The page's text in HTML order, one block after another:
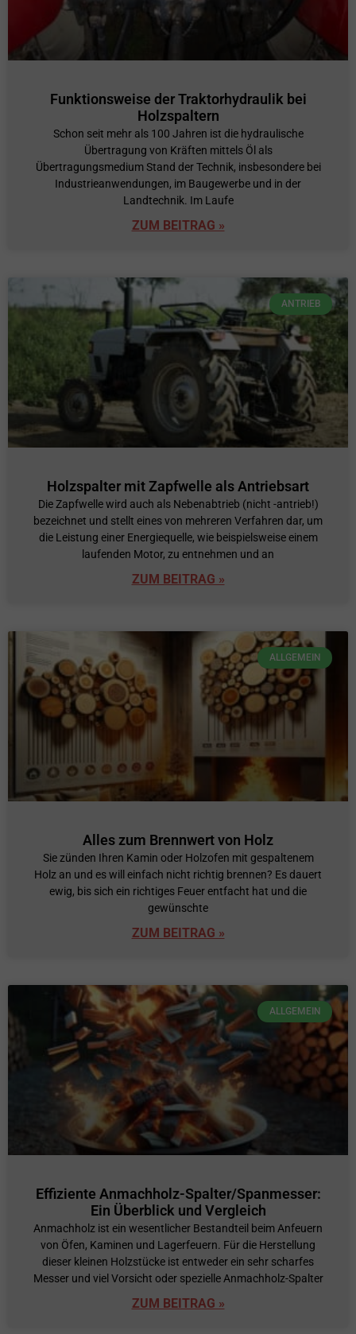
Funktionsweise der Traktorhydraulik bei
Holzspaltern
Schon seit mehr als 100 Jahren ist die hydraulische
Übertragung von Kräften mittels Öl als
Übertragungsmedium Stand der Technik, insbesondere bei
Industrieanwendungen, im Baugewerbe und in der
Landtechnik. Im Laufe
ZUM BEITRAG »
ANTRIEB
Holzspalter mit Zapfwelle als Antriebsart
Die Zapfwelle wird auch als Nebenabtrieb (nicht -antrieb!)
bezeichnet und stellt eines von mehreren Verfahren dar, um
die Leistung einer Energiequelle, wie beispielsweise einem
laufenden Motor, zu entnehmen und an
ZUM BEITRAG »
ALLGEMEIN
Alles zum Brennwert von Holz
Sie zünden Ihren Kamin oder Holzofen mit gespaltenem
Holz an und es will einfach nicht richtig brennen? Es dauert
ewig, bis sich ein richtiges Feuer entfacht hat und die
gewünschte
ZUM BEITRAG »
ALLGEMEIN
Effiziente Anmachholz-Spalter/Spanmesser:
Ein Überblick und Vergleich
Anmachholz ist ein wesentlicher Bestandteil beim Anfeuern
von Öfen, Kaminen und Lagerfeuern. Für die Herstellung
dieser kleinen Holzstücke ist entweder ein sehr scharfes
Messer und viel Vorsicht oder spezielle Anmachholz-Spalter
ZUM BEITRAG »